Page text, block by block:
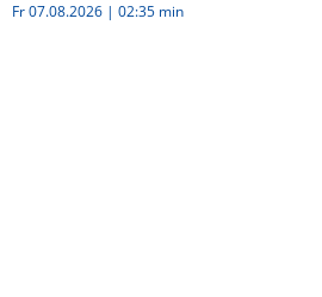
Fr 07.08.2026 | 02:35 min